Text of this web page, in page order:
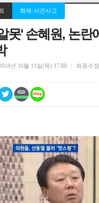
즐겨찾기
최신 뉴스 연예
화제·사건사고
못' 손혜원, 논란
년 10월 11일(목) 17:08 최종수정
0